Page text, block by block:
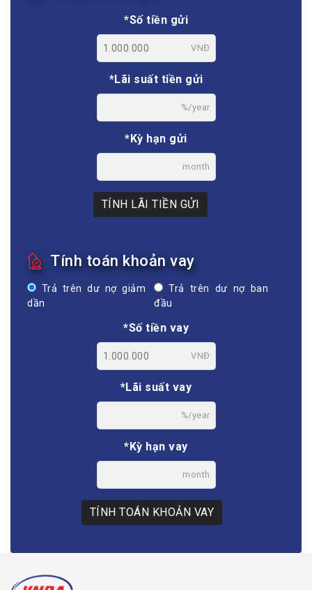
*Số tiền gửi
VNĐ
*Lãi suất tiền gửi
%/year
*Kỳ hạn gửi
month
TÍNH LÃI TIỀN GỬI
Tính toán khoản vay
Trả trên dư nợ giảm
dần
Trả trên dư nợ ban
đầu
*Số tiền vay
VNĐ
*Lãi suất vay
%/year
*Kỳ hạn vay
month
TÍNH TOÁN KHOẢN VAY